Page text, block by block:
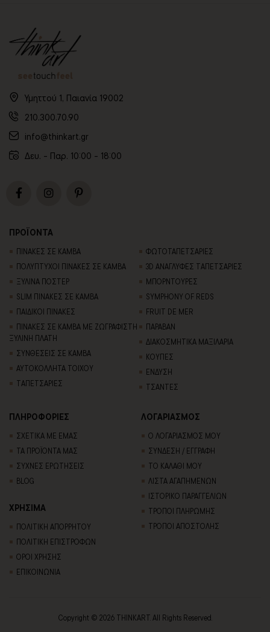
Υμηττού 1, Παιανία 19002
210.300.70.90
info@thinkart.gr
Δευ. - Παρ. 10:00 - 18:00
ΠΡΟΪΟΝΤΑ
ΠΙΝΑΚΕΣ ΣΕ ΚΑΜΒΑ
ΠΟΛΥΠΤΥΧΟΙ ΠΙΝΑΚΕΣ ΣΕ ΚΑΜΒΑ
ΞΥΛΙΝΑ ΠΟΣΤΕΡ
SLIM ΠΙΝΑΚΕΣ ΣΕ ΚΑΜΒΑ
ΠΑΙΔΙΚΟΙ ΠΙΝΑΚΕΣ
ΠΙΝΑΚΕΣ ΣΕ ΚΑΜΒΑ ΜΕ ΖΩΓΡΑΦΙΣΤΗ
ΞΥΛΙΝΗ ΠΛΑΤΗ
ΣΥΝΘΕΣΕΙΣ ΣΕ ΚΑΜΒΑ
ΑΥΤΟΚΟΛΛΗΤΑ ΤΟΙΧΟΥ
TΑΠΕΤΣΑΡΙΕΣ
ΦΩΤΟΤΑΠΕΤΣΑΡΙΕΣ
3D AΝΑΓΛΥΦΕΣ TΑΠΕΤΣΑΡΙΕΣ
ΜΠΟΡΝΤΟΥΡΕΣ
SYMPHONY OF REDS
FRUIT DE MER
ΠΑΡΑΒΑΝ
ΔΙΑΚΟΣΜΗΤΙΚΑ ΜΑΞΙΛΑΡΙΑ
ΚΟΥΠΕΣ
ΕΝΔΥΣΗ
ΤΣΑΝΤΕΣ
ΠΛΗΡΟΦΟΡΙΕΣ
ΣΧΕΤΙΚΑ ΜΕ ΕΜΑΣ
ΤΑ ΠΡΟΪΟΝΤΑ ΜΑΣ
ΣΥΧΝΕΣ ΕΡΩΤΗΣΕΙΣ
BLOG
ΛΟΓΑΡΙΑΣΜΟΣ
Ο ΛΟΓΑΡΙΑΣΜΟΣ ΜΟΥ
ΣΥΝΔΕΣΗ / ΕΓΓΡΑΦΗ
ΤΟ ΚΑΛΑΘΙ ΜΟΥ
ΛΙΣΤΑ ΑΓΑΠΗΜΕΝΩΝ
ΙΣΤΟΡΙΚΟ ΠΑΡΑΓΓΕΛΙΩΝ
ΤΡΟΠΟΙ ΠΛΗΡΩΜΗΣ
ΤΡΟΠΟΙ ΑΠΟΣΤΟΛΗΣ
ΧΡΗΣΙΜΑ
ΠΟΛΙΤΙΚΗ ΑΠΟΡΡΗΤΟΥ
ΠΟΛΙΤΙΚΗ ΕΠΙΣΤΡΟΦΩΝ
ΟΡΟΙ ΧΡΗΣΗΣ
ΕΠΙΚΟΙΝΩΝΙΑ
Copyright © 2026 THINKART. All Rights Reserved.